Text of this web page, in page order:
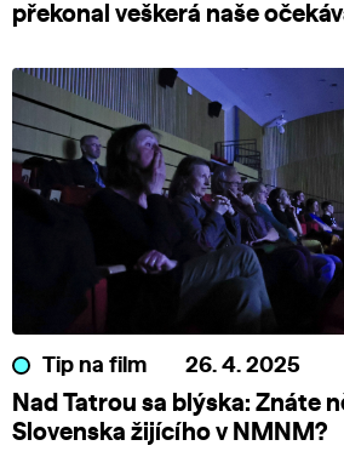
překonal veškerá naše
Tip na film 26. 4. 2025
Nad Tatrou sa blýska: Znáte
Slovenska žijícího v NMNM?